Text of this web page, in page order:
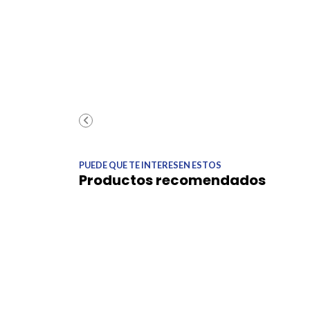
PUEDE QUE TE INTERESEN ESTOS
Productos recomendados